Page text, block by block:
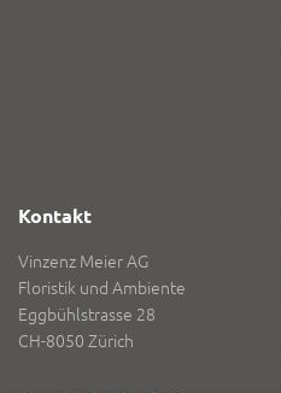
Kontakt
Vinzenz Meier AG
Floristik und Ambiente
Eggbühlstrasse 28
CH-8050 Zürich